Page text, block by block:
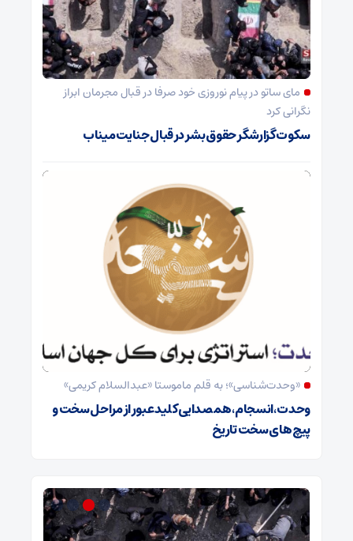
مای ساتو در پیام نوروزی خود صرفا در قبال مجرمان ابراز
نگرانی کرد
سکوت گزارشگر حقوق بشر در قبال جنایت میناب
«وحدت‌‌شناسی»؛ به قلم ماموستا «عبدالسلام کریمی»
وحدت ،انسجام،همصدایی کلید عبور از مراحل سخت و
پیچ های سخت تاریخ